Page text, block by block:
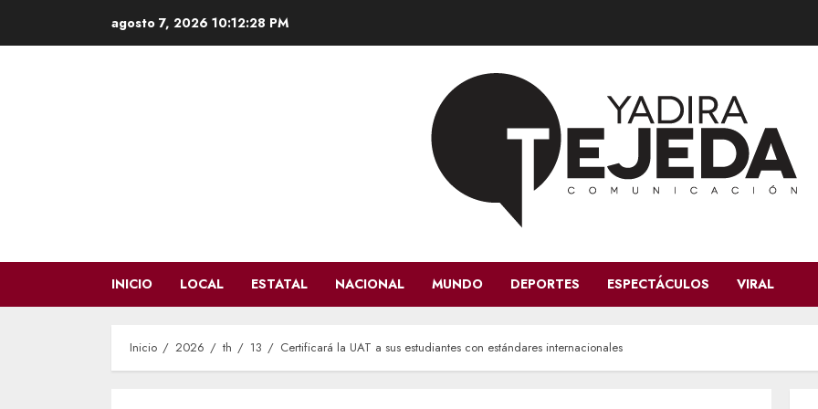
agosto 7, 2026 10:12:30 PM
INICIO LOCAL ESTATAL NACIONAL MUNDO DEPORTES ESPECTÁCULOS VIRAL
Inicio 2026 th 13 Certificará la UAT a sus estudiantes con estándares internacionales